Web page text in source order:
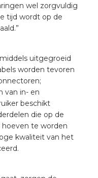
wel zorgvuldig
tijd wordt op de
uitgegroeid
worden tevoren
van in- en
beschikt
die op de
hoeven te worden
kwaliteit van het